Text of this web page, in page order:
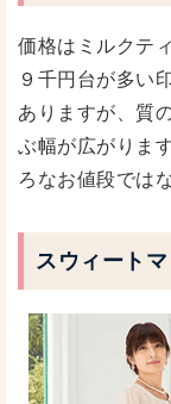
価格はミルクテ
９千円台が多い
ありますが、質
ぶ幅が広がりま
ろなお値段では
スウィート